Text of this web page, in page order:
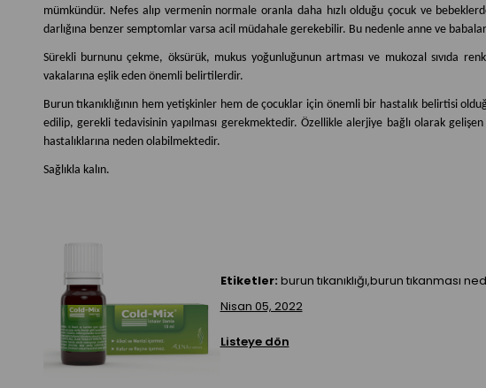
mümkündür. Nefes alıp vermenin normale oranla daha hızlı olduğu çocuk ve
darlığına benzer semptomlar varsa acil müdahale gerekebilir. Bu nedenle anne ve
Sürekli burnunu çekme, öksürük, mukus yoğunluğunun artması ve mukozal sıvıda
vakalarına eşlik eden önemli belirtilerdir.
Burun tıkanıklığının hem yetişkinler hem de çocuklar için önemli bir hastalık belirtisi
edilip, gerekli tedavisinin yapılması gerekmektedir. Özellikle alerjiye bağlı olarak
hastalıklarına neden olabilmektedir.
Sağlıkla kalın.
Etiketler: burun tıkanıklığı,burun tıkanması
Nisan 05, 2022
Listeye dön